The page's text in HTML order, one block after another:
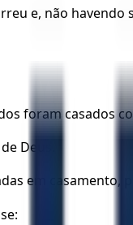
e, não
foram casados
Deus.
em casamento,